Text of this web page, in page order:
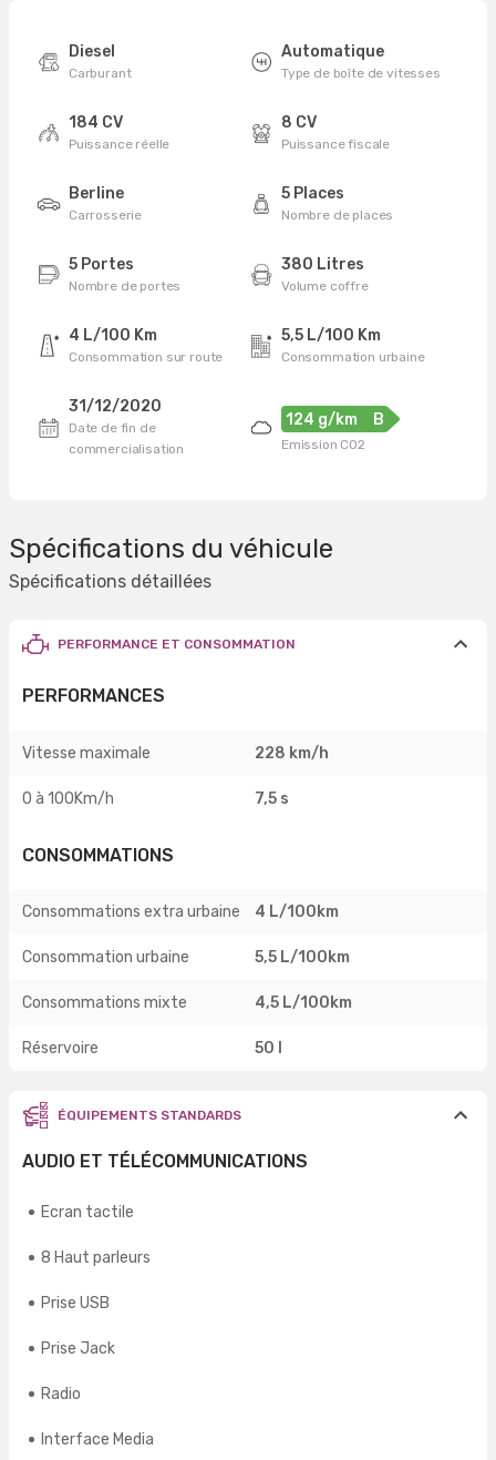
Diesel
Carburant
Automatique
Type de boîte de vitesses
184 CV
Puissance réelle
8 CV
Puissance fiscale
Berline
Carrosserie
5 Places
Nombre de places
5 Portes
Nombre de portes
380 Litres
Volume coffre
4 L/100 Km
Consommation sur route
5,5 L/100 Km
Consommation urbaine
31/12/2020
Date de fin de
commercialisation
124 g/km B
Emission CO2
Spécifications du véhicule
Spécifications détaillées
PERFORMANCE ET CONSOMMATION
PERFORMANCES
Vitesse maximale 228 km/h
0 à 100Km/h 7,5 s
CONSOMMATIONS
Consommations extra urbaine 4 L/100km
Consommation urbaine 5,5 L/100km
Consommations mixte 4,5 L/100km
Réservoire 50 l
ÉQUIPEMENTS STANDARDS
AUDIO ET TÉLÉCOMMUNICATIONS
Ecran tactile
8 Haut parleurs
Prise USB
Prise Jack
Radio
Interface Media